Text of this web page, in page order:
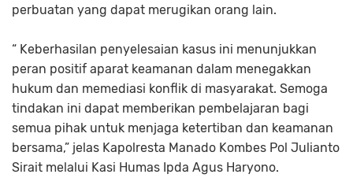
perbuatan yang dapat merugikan orang lain.
“ Keberhasilan penyelesaian kasus ini menunjukkan
peran positif aparat keamanan dalam menegakkan
hukum dan memediasi konflik di masyarakat. Semoga
tindakan ini dapat memberikan pembelajaran bagi
semua pihak untuk menjaga ketertiban dan keamanan
bersama,” jelas Kapolresta Manado Kombes Pol Julianto
Sirait melalui Kasi Humas Ipda Agus Haryono.